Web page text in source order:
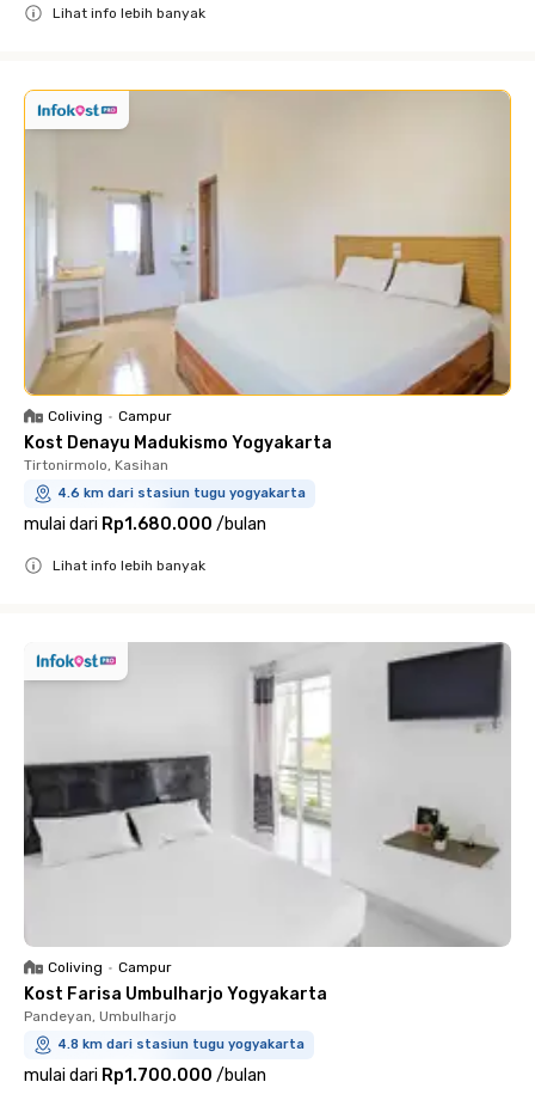
Lihat info lebih banyak
Coliving • Campur
Kost Denayu Madukismo Yogyakarta
Tirtonirmolo, Kasihan
4.6 km dari stasiun tugu yogyakarta
mulai dari Rp1.680.000 /bulan
Lihat info lebih banyak
Coliving • Campur
Kost Farisa Umbulharjo Yogyakarta
Pandeyan, Umbulharjo
4.8 km dari stasiun tugu yogyakarta
mulai dari Rp1.700.000 /bulan